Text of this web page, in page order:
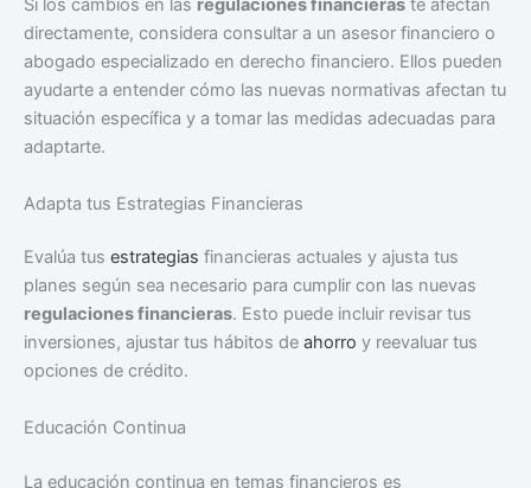
Si los cambios en las regulaciones financieras te afectan
directamente, considera consultar a un asesor financiero o
abogado especializado en derecho financiero. Ellos pueden
ayudarte a entender cómo las nuevas normativas afectan tu
situación específica y a tomar las medidas adecuadas para
adaptarte.
Adapta tus Estrategias Financieras
Evalúa tus estrategias financieras actuales y ajusta tus
planes según sea necesario para cumplir con las nuevas
regulaciones financieras. Esto puede incluir revisar tus
inversiones, ajustar tus hábitos de ahorro y reevaluar tus
opciones de crédito.
Educación Continua
La educación continua en temas financieros es